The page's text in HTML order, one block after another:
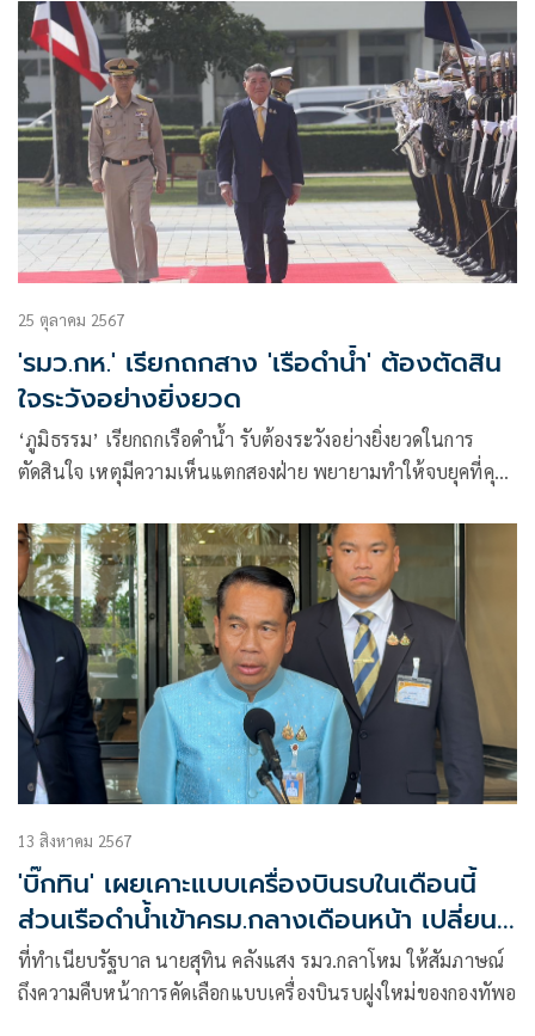
CHD620 ของจีน และการขยายสัญญา 1,217 วัน
25 ตุลาคม 2567
'รมว.กห.' เรียกถกสาง 'เรือดำน้ำ' ต้องตัดสิน
ใจระวังอย่างยิ่งยวด
‘ภูมิธรรม’ เรียกถกเรือดำน้ำ รับต้องระวังอย่างยิ่งยวดในการ
ตัดสินใจ เหตุมีความเห็นแตกสองฝ่าย พยายามทำให้จบยุคที่คุม
13 สิงหาคม 2567
'บิ๊กทิน' เผยเคาะแบบเครื่องบินรบในเดือนนี้
ส่วนเรือดำน้ำเข้าครม.กลางเดือนหน้า เปลี่ยน
เครื่องยนต์ไร้ปัญหา
ที่ทำเนียบรัฐบาล นายสุทิน คลังแสง รมว.กลาโหม ให้สัมภาษณ์
ถึงความคืบหน้าการคัดเลือกแบบเครื่องบินรบฝูงใหม่ของกองทัพอ